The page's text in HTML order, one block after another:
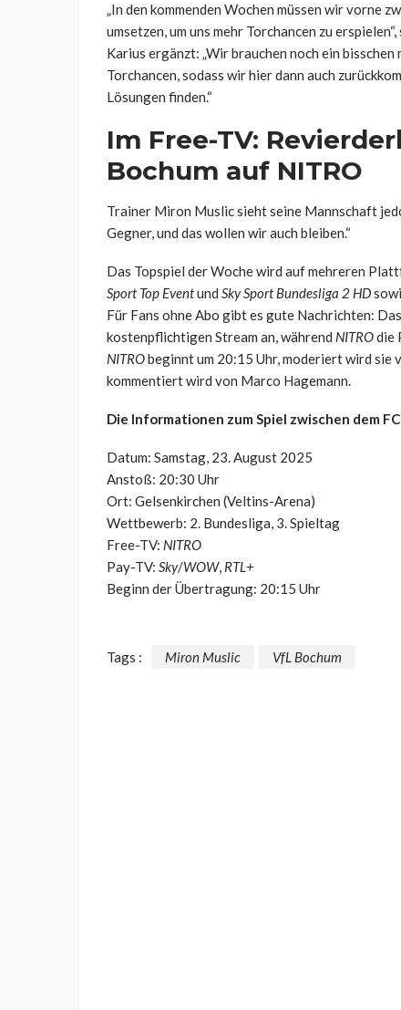
„In den kommenden Wochen müssen wir vorne
umsetzen, um uns mehr Torchancen zu
Karius ergänzt: „Wir brauchen noch ein
Torchancen, sodass wir hier dann auch
Lösungen finden.“
Im Free-TV:
Bochum auf NITRO
Trainer Miron Muslic sieht seine Mannschaft
Gegner, und das wollen wir auch bleiben.“
Das Topspiel der Woche wird auf mehreren
Sport Top Eventund Sky Sport Bundesliga 2 HD
Für Fans ohne Abo gibt es gute Nachrichten:
kostenpflichtigen Stream an, während NITROdie
NITRObeginnt um 20:15 Uhr, moderiert wird
kommentiert wird von Marco Hagemann.
Die Informationen zum Spiel zwischen dem
Datum: Samstag, 23. August 2025
Anstoß: 20:30 Uhr
Ort: Gelsenkirchen (Veltins-Arena)
Wettbewerb: 2. Bundesliga, 3. Spieltag
Free-TV: NITRO
Pay-TV: Sky/WOW, RTL+
Beginn der Übertragung: 20:15 Uhr
Tags : Miron Muslic VfL Bochum